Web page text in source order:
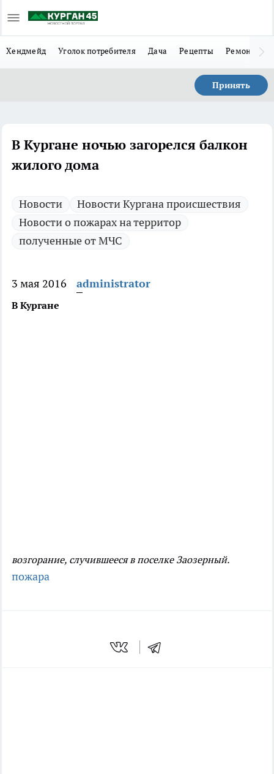
Хендмейд Уголок потребителя Дача Рецепты Ремонт
Принять
В Кургане ночью загорелся балкон
жилого дома
Новости
Новости Кургана происшествия
Новости о пожарах на территор
полученные от МЧС
3 мая 2016 administrator
В Кургане
возгорание, случившееся в поселке Заозерный.
пожара